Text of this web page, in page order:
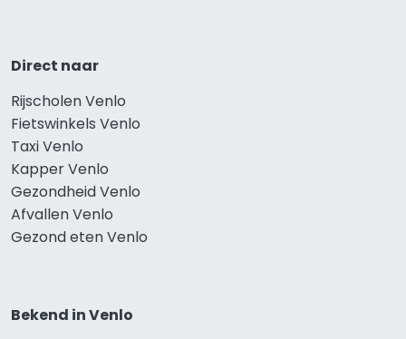
Direct naar
Rijscholen Venlo
Fietswinkels Venlo
Taxi Venlo
Kapper Venlo
Gezondheid Venlo
Afvallen Venlo
Gezond eten Venlo
Bekend in Venlo